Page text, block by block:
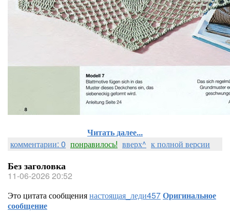
Читать далее...
комментарии: 0 понравилось! вверх^ к полной версии
Без заголовка
11-06-2026 20:52
Это цитата сообщениянастоящая_леди457Оригинальное
сообщение